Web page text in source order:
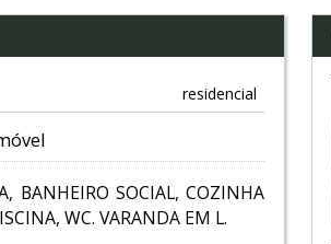
residencial
BANHEIRO SOCIAL, COZINHA
WC. VARANDA EM L.